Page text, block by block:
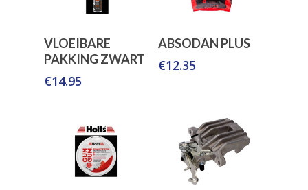
Toevoegen Aan
Winkelwagen
VLOEIBARE
PAKKING ZWART
€14.95
Toevoegen Aan
ABSODAN PLUS
€12.35